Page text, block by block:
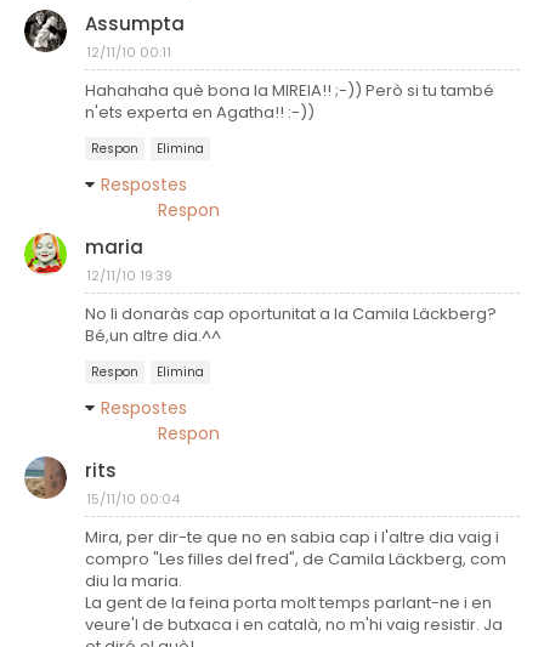
Assumpta
12/11/10 00:11
Hahahaha què bona la MIREIA!! ;-)) Però si tu també
n'ets experta en Agatha!! :-))
Respon Elimina
Respostes
Respon
maria
12/11/10 19:39
No li donaràs cap oportunitat a la Camila Läckberg?
Bé,un altre dia.^^
Respon Elimina
Respostes
Respon
rits
15/11/10 00:04
Mira, per dir-te que no en sabia cap i l'altre dia vaig i
compro "Les filles del fred", de Camila Läckberg, com
diu la maria.
La gent de la feina porta molt temps parlant-ne i en
veure'l de butxaca i en català, no m'hi vaig resistir. Ja